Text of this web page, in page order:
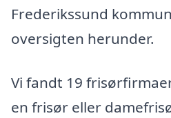
Frederikssund
oversigten herunder.
Vi fandt 19
en frisør eller